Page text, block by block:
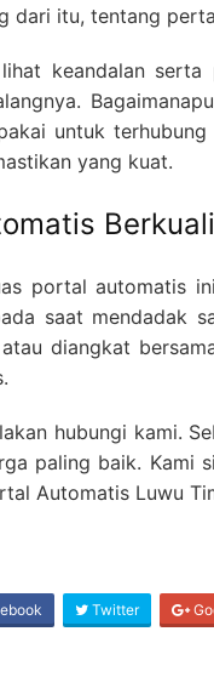
dari itu, tentang
keandalan
untuk
yang kuat.
portal automatis
saat mendadak
diangkat
hubungi kami.
paling baik. Kami
Automatis Luwu
Twitter